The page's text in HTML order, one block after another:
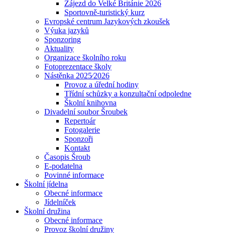
Zájezd do Velké Británie 2026
Sportovně-turistický kurz
Evropské centrum Jazykových zkoušek
Výuka jazyků
Sponzoring
Aktuality
Organizace školního roku
Fotoprezentace školy
Nástěnka 2025⁄2026
Provoz a úřední hodiny
Třídní schůzky a konzultační odpoledne
Školní knihovna
Divadelní soubor Šroubek
Repertoár
Fotogalerie
Sponzoři
Kontakt
Časopis Šroub
E-podatelna
Povinné informace
Školní jídelna
Obecné informace
Jídelníček
Školní družina
Obecné informace
Provoz školní družiny